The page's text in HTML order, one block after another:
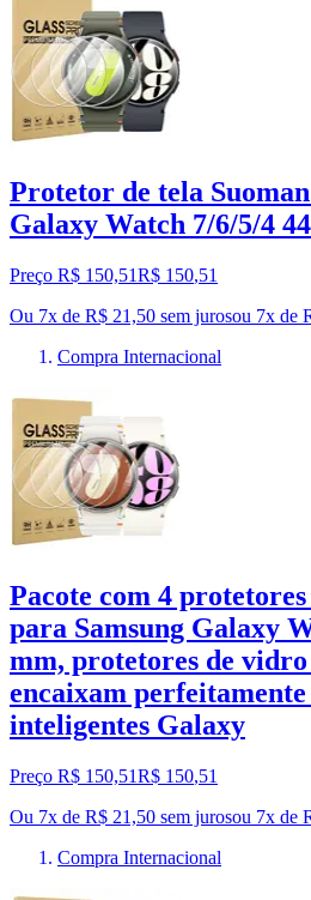
Protetor de tela
Galaxy Watch 7/6/5/4
Preço R$ 150,51R$ 150,51
Ou 7x de R$ 21,50 sem jurosou 7x de
Compra Internacional
Pacote com 4
para Samsung Galaxy
mm, protetores de vidro
encaixam
inteligentes Galaxy
Preço R$ 150,51R$ 150,51
Ou 7x de R$ 21,50 sem jurosou 7x de
Compra Internacional